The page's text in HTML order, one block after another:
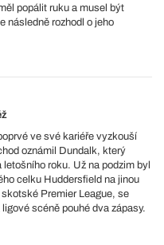
popálit ruku a musel být
následně rozhodl o jeho
ve své kariéře vyzkouší
oznámil Dundalk, který
roku. Už na podzim byl
celku Huddersfield na jinou
Premier League, se
scéně pouhé dva zápasy.